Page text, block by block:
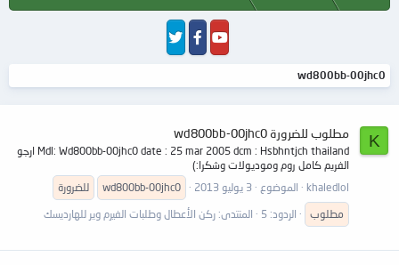
wd800bb-00jhc0
K مطلوب للضرورة wd800bb-00jhc0
Mdl: Wd800bb-00jhc0 date : 25 mar 2005 dcm : Hsbhntjch thailand ارجو
الفريم كامل روم وموديولات وشكرا:)
khaledlol
الموضوع 3 يوليو 2013 wd800bb-00jhc0
للضرورة
مطلوب
الردود: 5 المنتدى: ركن الأعطال وطلبات الفيرم وير للهارديسك